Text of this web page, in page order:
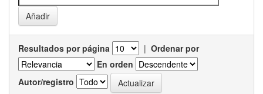
Resultados por página | Ordenar por
En orden
Autor/registro